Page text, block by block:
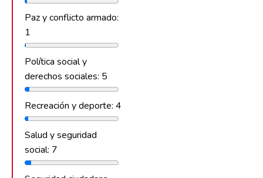
Paz y conflicto armado:
1
Política social y
derechos sociales: 5
Recreación y deporte: 4
Salud y seguridad
social: 7